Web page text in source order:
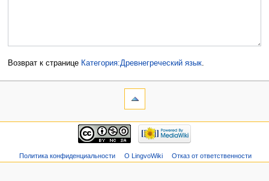
Возврат к странице Категория:Древнегреческий язык.
Политика конфиденциальности О LingvoWiki Отказ от ответственности